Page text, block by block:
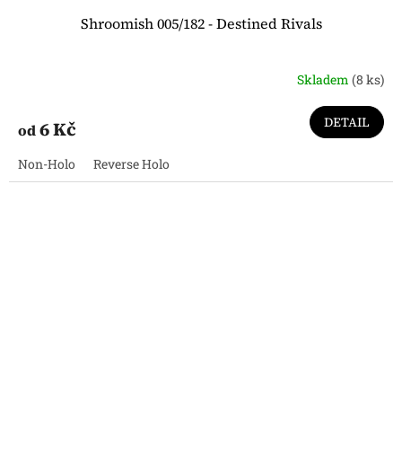
Shroomish 005/182 - Destined Rivals
Skladem (8 ks)
od6 Kč DETAIL
Non-Holo Reverse Holo